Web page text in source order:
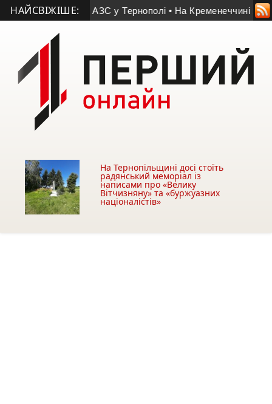
НАЙСВІЖІШЕ:
біля АЗС у Тернополі • На Кременеччині хочуть
На Тернопільщині досі стоїть
радянський меморіал із
написами про «Велику
Вітчизняну» та «буржуазних
націоналістів»